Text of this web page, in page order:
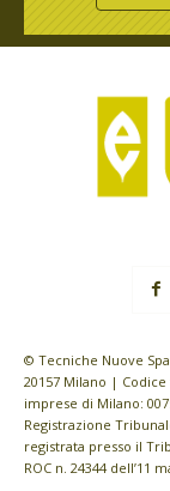
© Tecniche Nuove
20157 Milano |
imprese di Milano:
Registrazione
registrata presso il
ROC n. 24344 dell’11